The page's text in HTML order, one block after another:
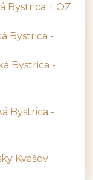
Bystrica + OZ
Bystrica -
Bystrica -
Bystrica -
Kvašov